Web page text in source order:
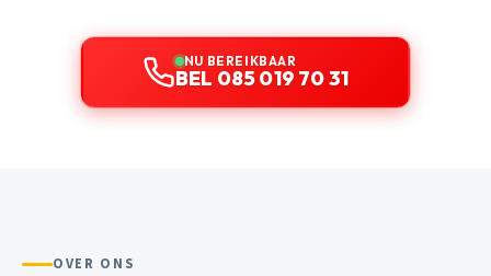
NU BEREIKBAAR
BEL 085 019 70 31
OVER ONS